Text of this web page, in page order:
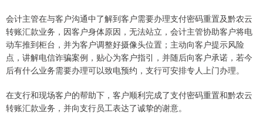
会计主管在与客户沟通中了解到客户需要办理支付密码重置及黔农云
转账汇款业务，因客户身体原因，无法站立，会计主管协助客户将电
动车推到柜台，并为客户调整好摄像头位置；主动向客户提示风险
点，讲解电信诈骗案例，贴心为客户指引，并随后向客户承诺，若今
后有什么业务需要办理可以致电预约，支行可安排专人上门办理。
在支行和现场客户的帮助下，客户顺利完成了支付密码重置和黔农云
转账汇款业务，并向支行员工表达了诚挚的谢意。